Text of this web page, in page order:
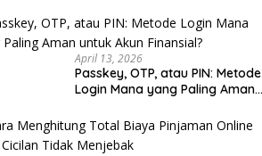
April 13, 2026
Passkey, OTP, atau PIN: Metode
Login Mana yang Paling Aman